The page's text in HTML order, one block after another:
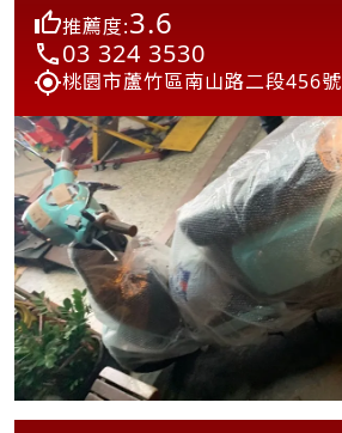
推薦度:3.6
03 324 3530
桃園市蘆竹區南山路二段456號